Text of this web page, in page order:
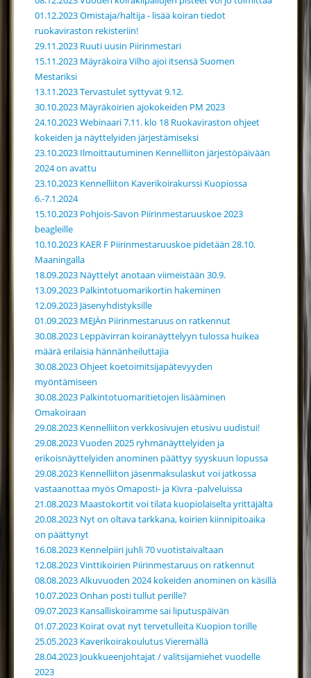
01.12.2023 Omistaja/haltija - lisää koiran tiedot
ruokaviraston rekisteriin!
29.11.2023 Ruuti uusin Piirinmestari
15.11.2023 Mäyräkoira Vilho ajoi itsensä Suomen
Mestariksi
13.11.2023 Tervastulet syttyvät 9.12.
30.10.2023 Mäyräkoirien ajokokeiden PM 2023
24.10.2023 Webinaari 7.11. klo 18 Ruokaviraston ohjeet
kokeiden ja näyttelyiden järjestämiseksi
23.10.2023 Ilmoittautuminen Kennelliiton järjestöpäivään
2024 on avattu
23.10.2023 Kennelliiton Kaverikoirakurssi Kuopiossa
6.-7.1.2024
15.10.2023 Pohjois-Savon Piirinmestaruuskoe 2023
beagleille
10.10.2023 KAER F Piirinmestaruuskoe pidetään 28.10.
Maaningalla
18.09.2023 Näyttelyt anotaan viimeistään 30.9.
13.09.2023 Palkintotuomarikortin hakeminen
12.09.2023 Jäsenyhdistyksille
01.09.2023 MEJÄn Piirinmestaruus on ratkennut
30.08.2023 Leppävirran koiranäyttelyyn tulossa huikea
määrä erilaisia hännänheiluttajia
30.08.2023 Ohjeet koetoimitsijapätevyyden
myöntämiseen
30.08.2023 Palkintotuomaritietojen lisääminen
Omakoiraan
29.08.2023 Kennelliiton verkkosivujen etusivu uudistui!
29.08.2023 Vuoden 2025 ryhmänäyttelyiden ja
erikoisnäyttelyiden anominen päättyy syyskuun lopussa
29.08.2023 Kennelliiton jäsenmaksulaskut voi jatkossa
vastaanottaa myös Omaposti- ja Kivra -palveluissa
21.08.2023 Maastokortit voi tilata kuopiolaiselta yrittäjältä
20.08.2023 Nyt on oltava tarkkana, koirien kiinnipitoaika
on päättynyt
16.08.2023 Kennelpiiri juhli 70 vuotistaivaltaan
12.08.2023 Vinttikoirien Piirinmestaruus on ratkennut
08.08.2023 Alkuvuoden 2024 kokeiden anominen on käsillä
10.07.2023 Onhan posti tullut perille?
09.07.2023 Kansalliskoiramme sai liputuspäivän
01.07.2023 Koirat ovat nyt tervetulleita Kuopion torille
25.05.2023 Kaverikoirakoulutus Vieremällä
28.04.2023 Joukkueenjohtajat / valitsijamiehet vuodelle
2023